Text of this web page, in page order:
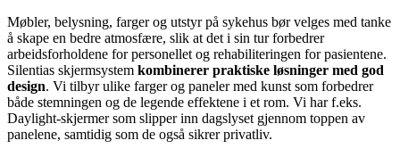
Møbler, belysning, farger og utstyr på sykehus bør velges med tanke
å skape en bedre atmosfære, slik at det i sin tur forbedrer
arbeidsforholdene for personellet og rehabiliteringen for pasientene.
Silentias skjermsystem kombinerer praktiske løsninger med god
design. Vi tilbyr ulike farger og paneler med kunst som forbedrer
både stemningen og de legende effektene i et rom. Vi har f.eks.
Daylight-skjermer som slipper inn dagslyset gjennom toppen av
panelene, samtidig som de også sikrer privatliv.